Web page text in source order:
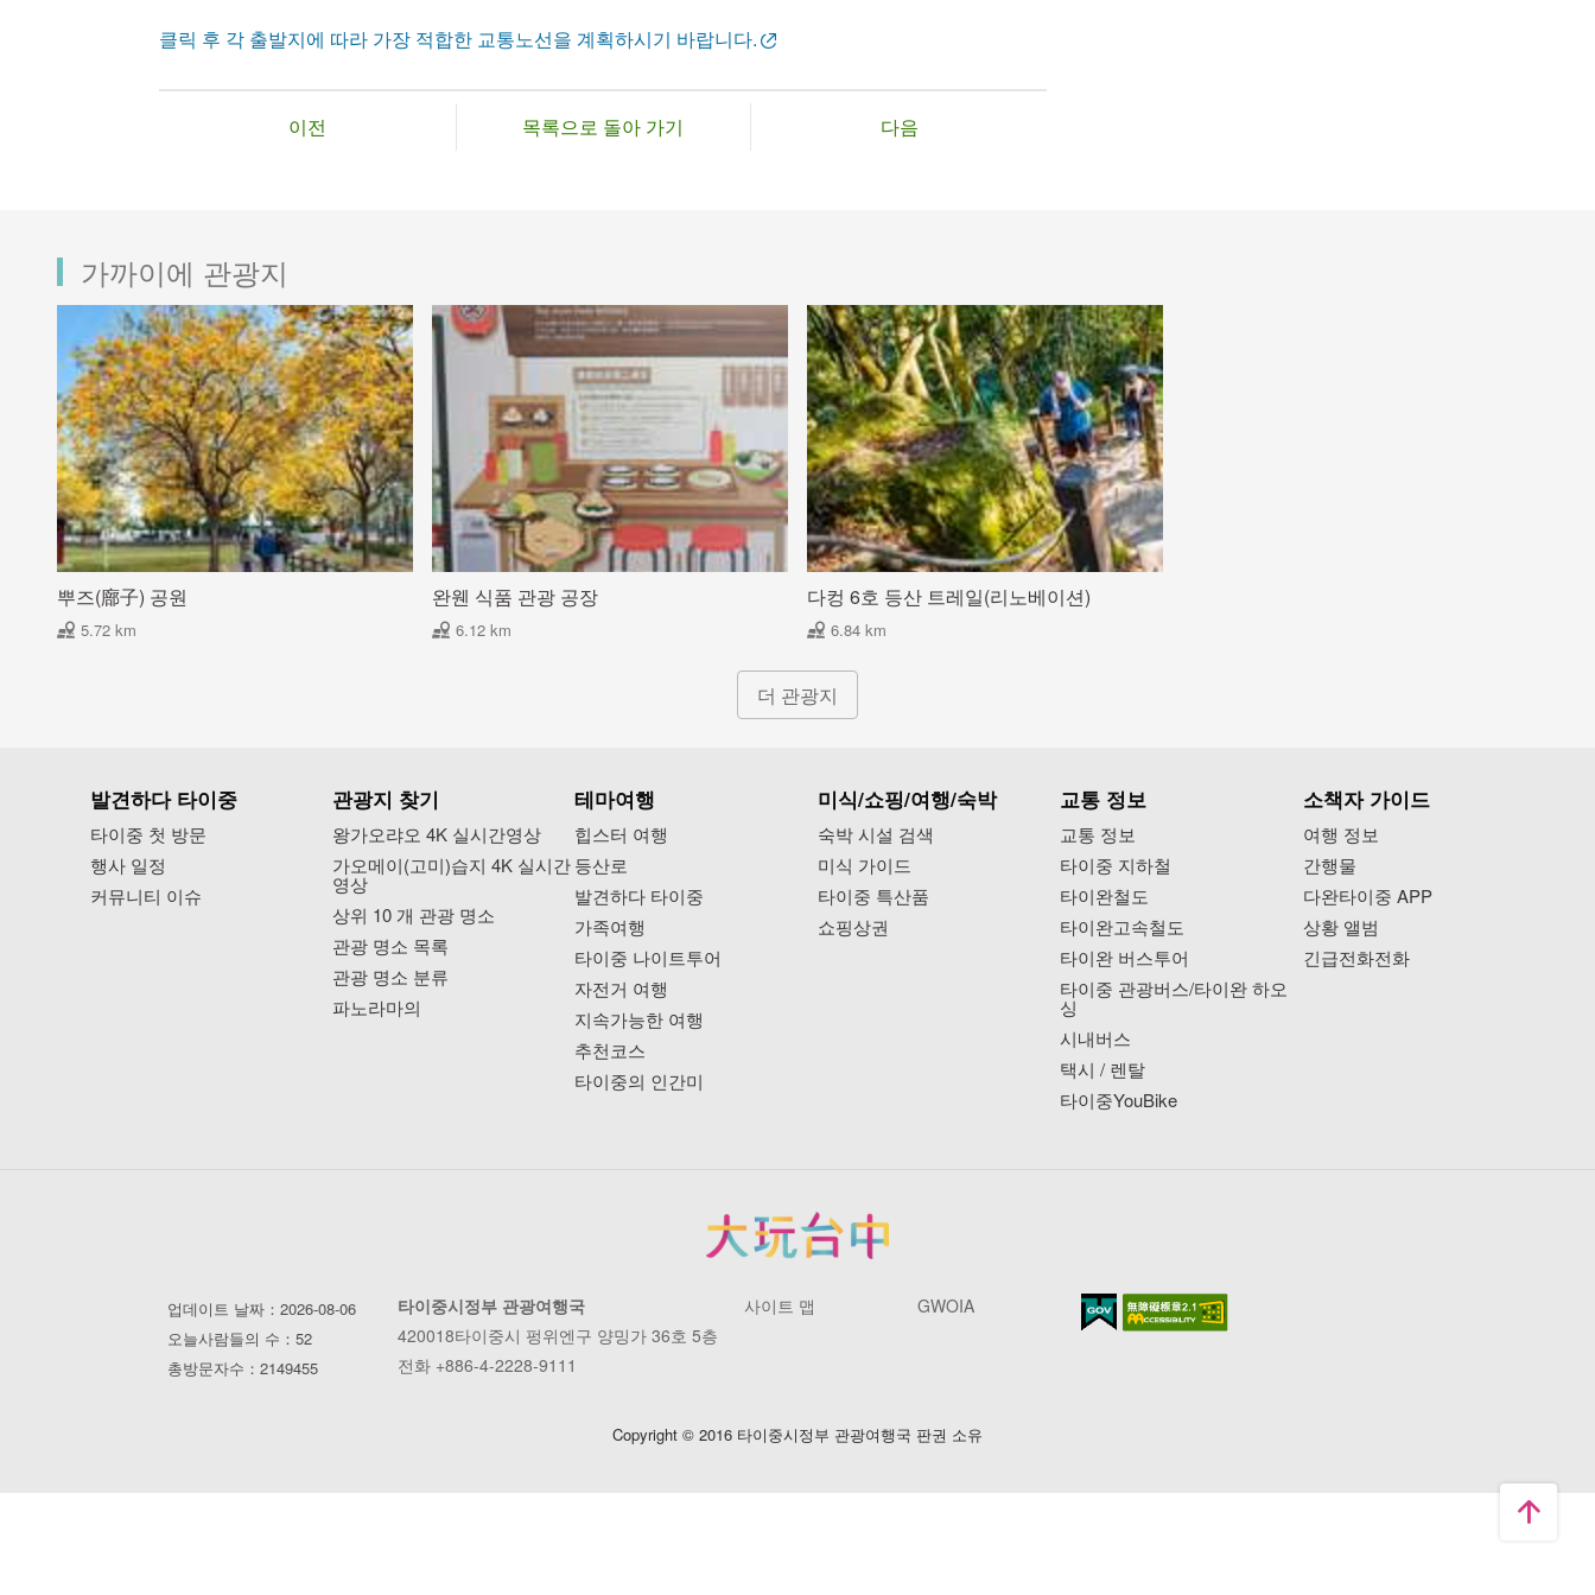
클릭 후 각 출발지에 따라 가장 적합한 교통노선을 계획하시기 바랍니다.
이전 목록으로 돌아 가기 다음
가까이에 관광지
뿌즈(廍子) 공원
5.72 km
완웬 식품 관광 공장
6.12 km
다컹 6호 등산 트레일(리노베이션)
6.84 km
더 관광지
발견하다 타이중
타이중 첫 방문
행사 일정
커뮤니티 이슈
관광지 찾기
왕가오랴오 4K 실시간영상
가오메이(고미)습지 4K 실시간
영상
상위 10 개 관광 명소
관광 명소 목록
관광 명소 분류
파노라마의
테마여행
힙스터 여행
등산로
발견하다 타이중
가족여행
타이중 나이트투어
자전거 여행
지속가능한 여행
추천코스
타이중의 인간미
미식/쇼핑/여행/숙박
숙박 시설 검색
미식 가이드
타이중 특산품
쇼핑상권
교통 정보
교통 정보
타이중 지하철
타이완철도
타이완고속철도
타이완 버스투어
타이중 관광버스/타이완 하오
싱
시내버스
택시 / 렌탈
타이중YouBike
소책자 가이드
여행 정보
간행물
다완타이중 APP
상황 앨범
긴급전화전화
업데이트 날짜：2026-08-06
오늘사람들의 수：52
총방문자수：2149455
타이중시정부 관광여행국
420018타이중시 펑위엔구 양밍가 36호 5층
전화 +886-4-2228-9111
사이트 맵 GWOIA
Copyright © 2016 타이중시정부 관광여행국 판권 소유